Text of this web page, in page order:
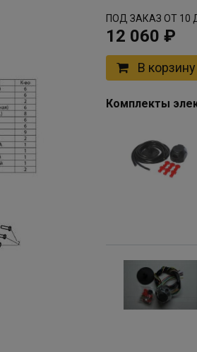
ПОД ЗАКАЗ ОТ 10
12 060 ₽
В корзину
Комплекты